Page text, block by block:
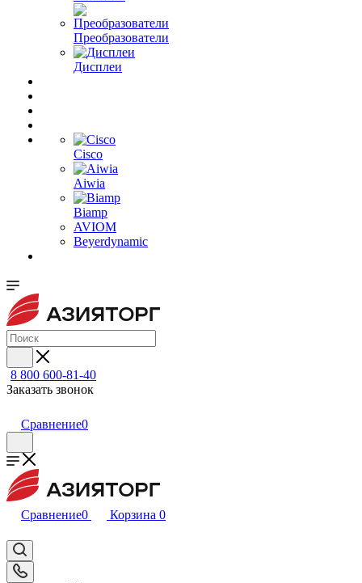
Преобразователи
Дисплеи
Cisco
Aiwia
Biamp
AVIOM
Beyerdynamic
8 800 600-81-40
Заказать звонок
Сравнение0
Сравнение0 Корзина 0